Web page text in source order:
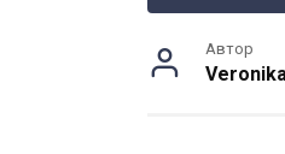
Автор